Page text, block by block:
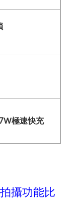
極速快充
攝功能比